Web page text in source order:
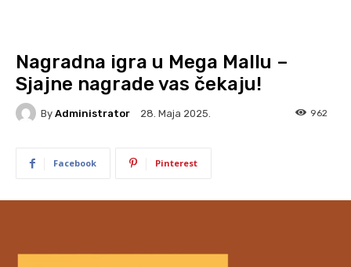
Nagradna igra u Mega Mallu –
Sjajne nagrade vas čekaju!
By Administrator 28. Maja 2025. 962
Facebook Pinterest